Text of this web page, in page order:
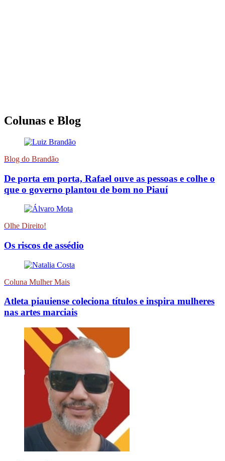
Colunas e Blog
Blog do Brandão
De porta em porta, Rafael ouve as pessoas e colhe o
que o governo plantou de bom no Piauí
Olhe Direito!
Os riscos de assédio
Coluna Mulher Mais
Atleta piauiense coleciona títulos e inspira mulheres
nas artes marciais